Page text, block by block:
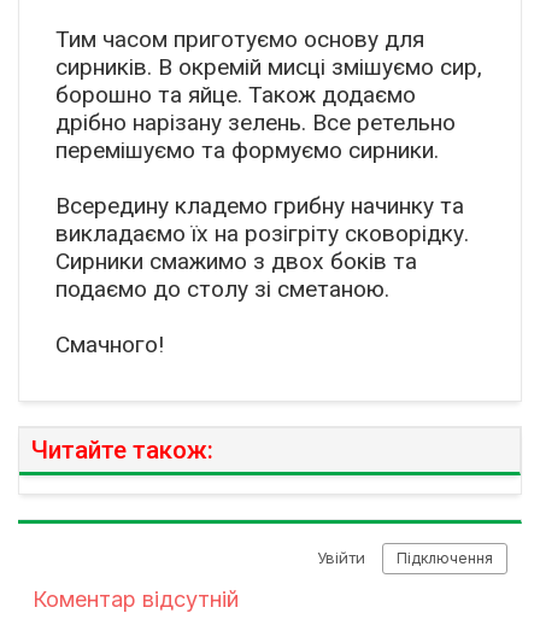
Тим часом приготуємо основу для
сирників. В окремій мисці змішуємо сир,
борошно та яйце. Також додаємо
дрібно нарізану зелень. Все ретельно
перемішуємо та формуємо сирники.
Всередину кладемо грибну начинку та
викладаємо їх на розігріту сковорідку.
Сирники смажимо з двох боків та
подаємо до столу зі сметаною.
Смачного!
Читайте також: